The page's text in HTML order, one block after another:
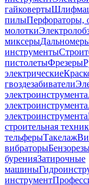
гайковерты
пилыПерфораторы,
молотки
миксеры
инструменты
пистолетыФрезеры
электрические
гвоздезабиватели
электроинструмента
электроинструмента
электроинструмента
строительная
тельферыТакелаж
вибраторы
буренияЗатирочные
машины
инструмент